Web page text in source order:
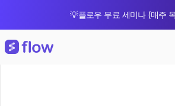
💡플로우 무료 세미나 (매주